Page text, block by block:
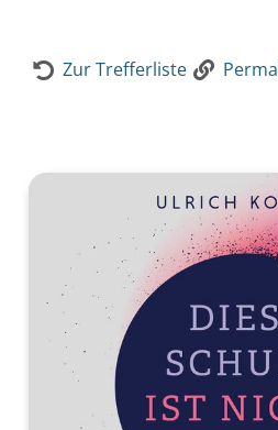
Zur Trefferliste